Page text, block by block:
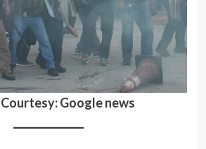
Google news